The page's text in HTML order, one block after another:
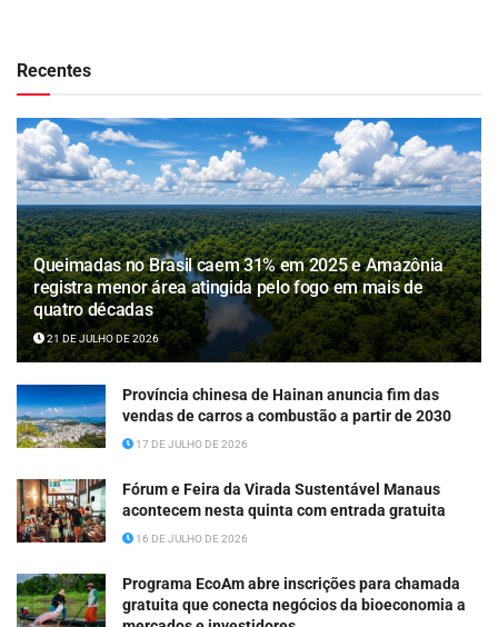
Recentes
Queimadas no Brasil caem 31% em 2025 e Amazônia
registra menor área atingida pelo fogo em mais de
quatro décadas
21 DE JULHO DE 2026
Província chinesa de Hainan anuncia fim das
vendas de carros a combustão a partir de 2030
17 DE JULHO DE 2026
Fórum e Feira da Virada Sustentável Manaus
acontecem nesta quinta com entrada gratuita
16 DE JULHO DE 2026
Programa EcoAm abre inscrições para chamada
gratuita que conecta negócios da bioeconomia a